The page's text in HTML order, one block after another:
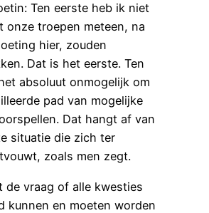
Ten eerste heb ik niet
onze troepen meteen, na
hier, zouden
Dat is het eerste. Ten
absoluut onmogelijk om
pad van mogelijke
Dat hangt af van
situatie die zich ter
zoals men zegt.
de vraag of alle kwesties
kunnen en moeten worden